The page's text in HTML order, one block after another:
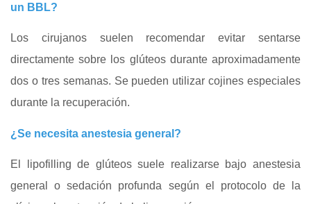
un BBL?
Los cirujanos suelen recomendar evitar sentarse
directamente sobre los glúteos durante aproximadamente
dos o tres semanas. Se pueden utilizar cojines especiales
durante la recuperación.
¿Se necesita anestesia general?
El lipofilling de glúteos suele realizarse bajo anestesia
general o sedación profunda según el protocolo de la